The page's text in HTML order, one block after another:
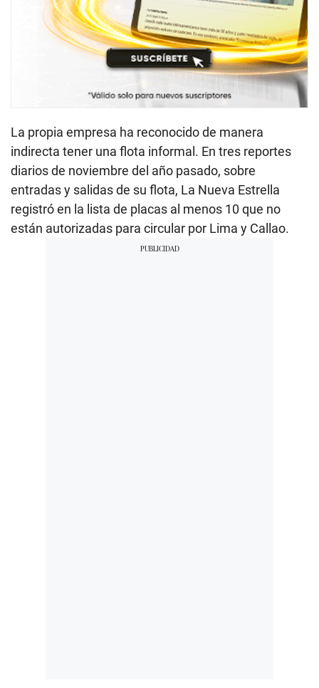
La propia empresa ha reconocido de manera
indirecta tener una flota informal. En tres reportes
diarios de noviembre del año pasado, sobre
entradas y salidas de su flota, La Nueva Estrella
registró en la lista de placas al menos 10 que no
están autorizadas para circular por Lima y Callao.